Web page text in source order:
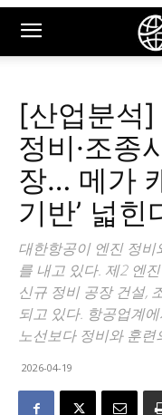
[산업분석
정비·조종
장… 메가
기반’ 넓힌
대한항공이 엔진 정
를 내고 있다. 제2 엔
신규 정비 공장 건설,
되고 있다. 항공업계
노선보다 정비와 훈련
2026-04-19